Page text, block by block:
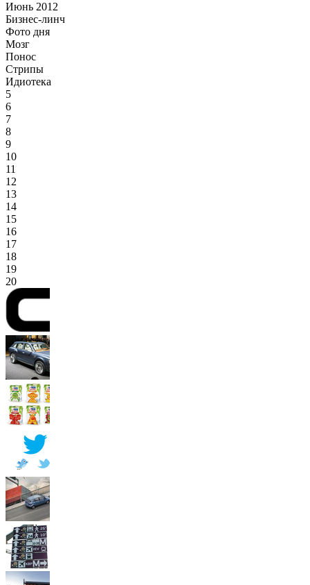
Июнь 2012
Бизнес-линч
Фото дня
Мозг
Понос
Стрипы
Идиотека
5
6
7
8
9
10
11
12
13
14
15
16
17
18
19
20